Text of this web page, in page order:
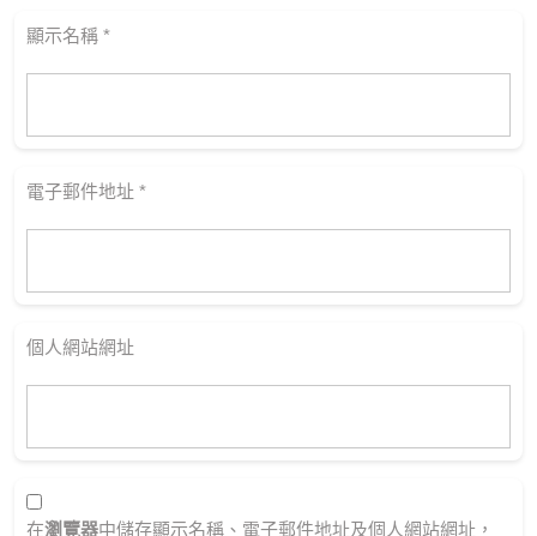
顯示名稱 *
電子郵件地址 *
個人網站網址
在瀏覽器中儲存顯示名稱、電子郵件地址及個人網站網址，